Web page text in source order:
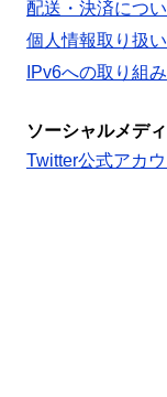
配送・決済につ
個人情報取り扱
IPv6への取り組み
ソーシャルメデ
Twitter公式アカウ